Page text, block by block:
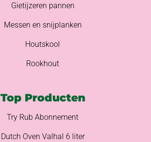
Gietijzeren pannen
Messen en snijplanken
Houtskool
Rookhout
Top Producten
Try Rub Abonnement
Dutch Oven Valhal 6 liter